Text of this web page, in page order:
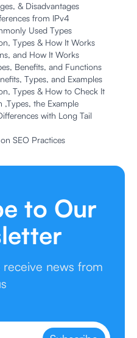
& Disadvantages
from IPv4
Used Types
Types & How It Works
and How It Works
Benefits, and Functions
Types, and Examples
Types & How to Check It
,Types, the Example
with Long Tail
SEO Practices
to Our
news from